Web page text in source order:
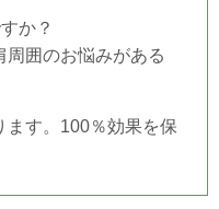
か？
囲のお悩みがある
す。100％効果を保